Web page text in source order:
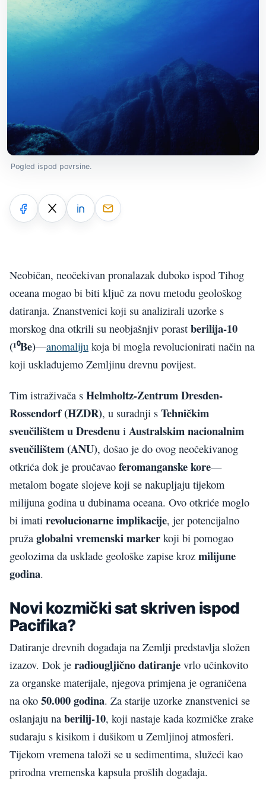
Pogled ispod povrsine.
Neobičan, neočekivan pronalazak duboko ispod Tihog
oceana mogao bi biti ključ za novu metodu geološkog
datiranja. Znanstvenici koji su analizirali uzorke s
morskog dna otkrili su neobjašnjiv porast berilija-10
(¹⁰Be)—anomaliju koja bi mogla revolucionirati način na
koji usklađujemo Zemljinu drevnu povijest.
Tim istraživača s Helmholtz-Zentrum Dresden-
Rossendorf (HZDR), u suradnji s Tehničkim
sveučilištem u Dresdenu i Australskim nacionalnim
sveučilištem (ANU), došao je do ovog neočekivanog
otkrića dok je proučavao feromanganske kore—
metalom bogate slojeve koji se nakupljaju tijekom
milijuna godina u dubinama oceana. Ovo otkriće moglo
bi imati revolucionarne implikacije, jer potencijalno
pruža globalni vremenski marker koji bi pomogao
geolozima da usklade geološke zapise kroz milijune
godina.
Novi kozmički sat skriven ispod
Pacifika?
Datiranje drevnih događaja na Zemlji predstavlja složen
izazov. Dok je radiougljično datiranje vrlo učinkovito
za organske materijale, njegova primjena je ograničena
na oko 50.000 godina. Za starije uzorke znanstvenici se
oslanjaju na berilij-10, koji nastaje kada kozmičke zrake
sudaraju s kisikom i dušikom u Zemljinoj atmosferi.
Tijekom vremena taloži se u sedimentima, služeći kao
prirodna vremenska kapsula prošlih događaja.